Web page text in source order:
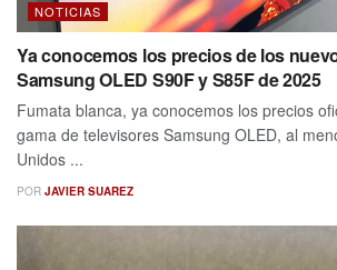
NOTICIAS
Ya conocemos los precios de los
Samsung OLED S90F y S85F de 2025
Fumata blanca, ya conocemos los precios
gama de televisores Samsung OLED, al
Unidos ...
POR JAVIER SUAREZ